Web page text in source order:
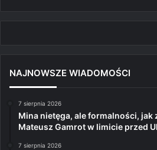
NAJNOWSZE WIADOMOŚCI
7 sierpnia 2026
Mina nietęga, ale formalności, jak
Mateusz Gamrot w limicie przed
7 sierpnia 2026